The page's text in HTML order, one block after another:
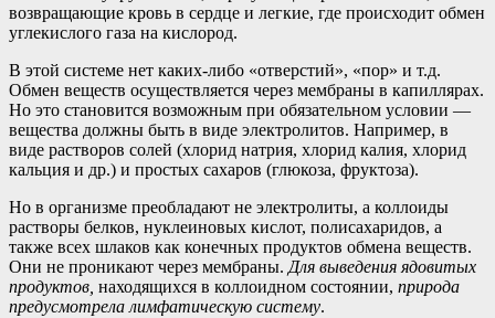
возвращающие кровь в сердце и легкие, где происходит обмен
углекислого газа на кислород.
В этой системе нет каких-либо «отверстий», «пор» и т.д.
Обмен веществ осуществляется через мембраны в капиллярах.
Но это становится возможным при обязательном условии —
вещества должны быть в виде электролитов. Например, в
виде растворов солей (хлорид натрия, хлорид калия, хлорид
кальция и др.) и простых сахаров (глюкоза, фруктоза).
Но в организме преобладают не электролиты, а коллоиды
растворы белков, нуклеиновых кислот, полисахаридов, а
также всех шлаков как конечных продуктов обмена веществ.
Они не проникают через мембраны. Для выведения ядовитых
продуктов, находящихся в коллоидном состоянии, природа
предусмотрела лимфатическую систему.